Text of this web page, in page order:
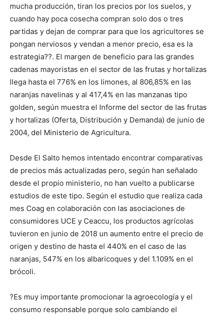
mucha producción, tiran los precios por los suelos, y
cuando hay poca cosecha compran solo dos o tres
partidas y dejan de comprar para que los agricultores se
pongan nerviosos y vendan a menor precio, esa es la
estrategia??. El margen de beneficio para las grandes
cadenas mayoristas en el sector de las frutas y hortalizas
llega hasta el 776% en los limones, al 806,85% en las
naranjas navelinas y al 417,4% en las manzanas tipo
golden, según muestra el Informe del sector de las frutas
y hortalizas (Oferta, Distribución y Demanda) de junio de
2004, del Ministerio de Agricultura.
Desde El Salto hemos intentado encontrar comparativas
de precios más actualizadas pero, según han señalado
desde el propio ministerio, no han vuelto a publicarse
estudios de este tipo. Según el estudio que realiza cada
mes Coag en colaboración con las asociaciones de
consumidores UCE y Ceaccu, los productos agrícolas
tuvieron en junio de 2018 un aumento entre el precio de
origen y destino de hasta el 440% en el caso de las
naranjas, 547% en los albaricoques y del 1.109% en el
brócoli.
?Es muy importante promocionar la agroecología y el
consumo responsable porque solo cambiando el